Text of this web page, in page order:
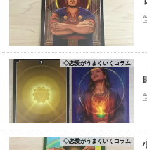
◇恋愛がうまくいくコラム
◇恋愛がうまくいくコラム